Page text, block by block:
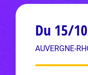
Du 15/
AUVERGNE-